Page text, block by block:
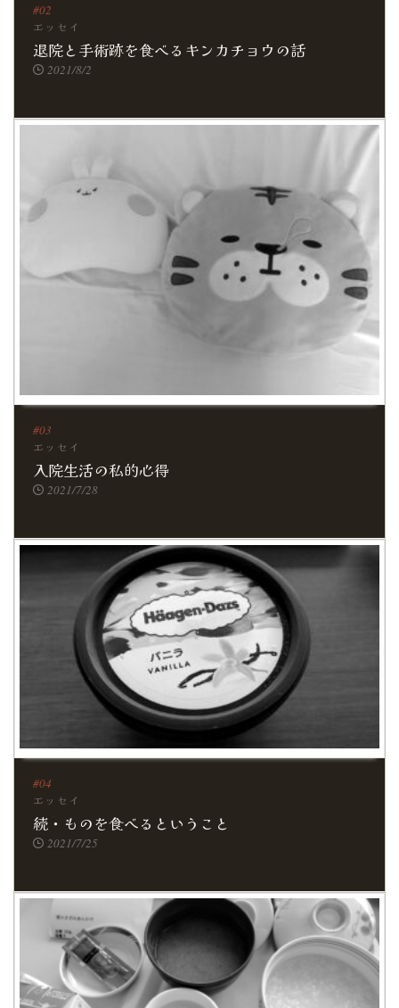
エッセイ
退院と手術跡を食べるキンカチョウの話
2021/8/2
エッセイ
入院生活の私的心得
2021/7/28
エッセイ
続・ものを食べるということ
2021/7/25